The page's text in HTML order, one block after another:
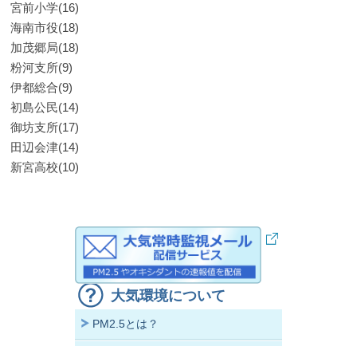
宮前小学(16)
海南市役(18)
加茂郷局(18)
粉河支所(9)
伊都総合(9)
初島公民(14)
御坊支所(17)
田辺会津(14)
新宮高校(10)
大気環境について
PM2.5とは？